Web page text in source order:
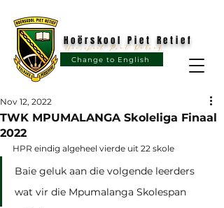
Change to English
Hoërskool Piet Retief
Hoërskool Piet Retief
TWK MPUMALANGA Skoleliga Finaal
2022
Nov 12, 2022
HPR eindig algeheel vierde uit 22 skole
Baie geluk aan die volgende leerders
wat vir die Mpumalanga Skolespan